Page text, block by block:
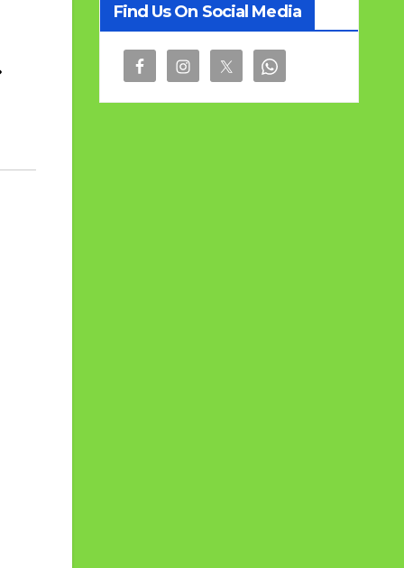
Find Us On Social Media